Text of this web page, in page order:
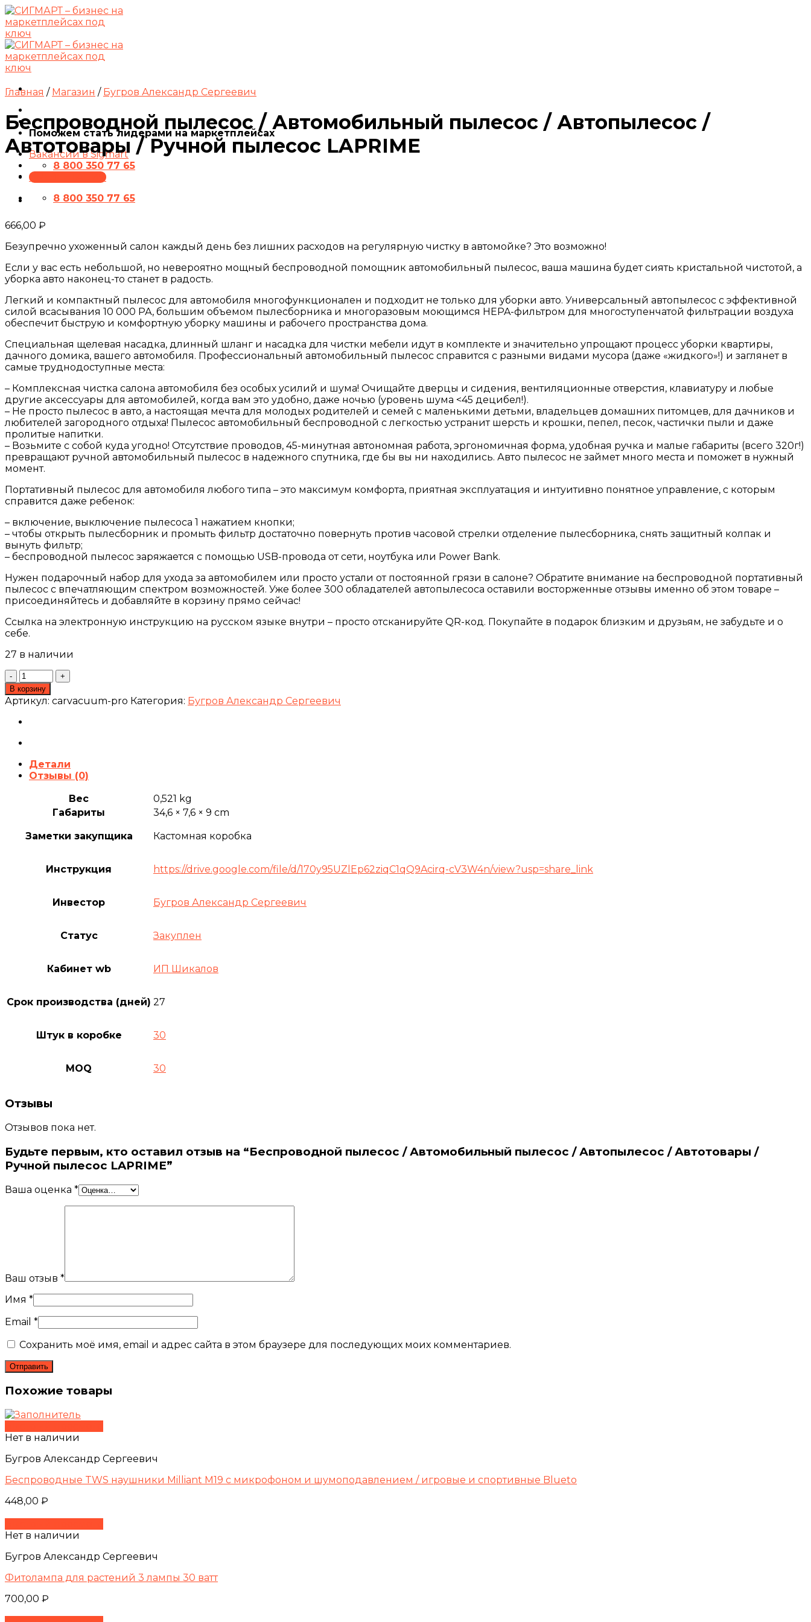
Skip
to
content
Поможем стать лидерами на маркетплейсах
Вакансии в Sigmart
8 800 350 77 65
ПРЕЗЕНТАЦИЯ
8 800 350 77 65
Главная / Магазин / Бугров Александр Сергеевич
Беспроводной пылесос / Автомобильный пылесос / Автопылесос /
Автотовары / Ручной пылесос LAPRIME
666,00 ₽
Безупречно ухоженный салон каждый день без лишних расходов на регулярную чистку в автомойке? Это возможно!
Если у вас есть небольшой, но невероятно мощный беспроводной помощник автомобильный пылесос, ваша машина будет сиять кристальной чистотой, а
уборка авто наконец-то станет в радость.
Легкий и компактный пылесос для автомобиля многофункционален и подходит не только для уборки авто. Универсальный автопылесос с эффективной
силой всасывания 10 000 РА, большим объемом пылесборника и многоразовым моющимся HEPA-фильтром для многоступенчатой фильтрации воздуха
обеспечит быструю и комфортную уборку машины и рабочего пространства дома.
Специальная щелевая насадка, длинный шланг и насадка для чистки мебели идут в комплекте и значительно упрощают процесс уборки квартиры,
дачного домика, вашего автомобиля. Профессиональный автомобильный пылесос справится с разными видами мусора (даже «жидкого»!) и заглянет в
самые труднодоступные места:
– Комплексная чистка салона автомобиля без особых усилий и шума! Очищайте дверцы и сидения, вентиляционные отверстия, клавиатуру и любые
другие аксессуары для автомобилей, когда вам это удобно, даже ночью (уровень шума <45 децибел!).
– Не просто пылесос в авто, а настоящая мечта для молодых родителей и семей с маленькими детьми, владельцев домашних питомцев, для дачников и
любителей загородного отдыха! Пылесос автомобильный беспроводной с легкостью устранит шерсть и крошки, пепел, песок, частички пыли и даже
пролитые напитки.
– Возьмите с собой куда угодно! Отсутствие проводов, 45-минутная автономная работа, эргономичная форма, удобная ручка и малые габариты (всего 320г!)
превращают ручной автомобильный пылесос в надежного спутника, где бы вы ни находились. Авто пылесос не займет много места и поможет в нужный
момент.
Портативный пылесос для автомобиля любого типа – это максимум комфорта, приятная эксплуатация и интуитивно понятное управление, с которым
справится даже ребенок:
– включение, выключение пылесоса 1 нажатием кнопки;
– чтобы открыть пылесборник и промыть фильтр достаточно повернуть против часовой стрелки отделение пылесборника, снять защитный колпак и
вынуть фильтр;
– беспроводной пылесос заряжается с помощью USB-провода от сети, ноутбука или Power Bank.
Нужен подарочный набор для ухода за автомобилем или просто устали от постоянной грязи в салоне? Обратите внимание на беспроводной портативный
пылесос с впечатляющим спектром возможностей. Уже более 300 обладателей автопылесоса оставили восторженные отзывы именно об этом товаре –
присоединяйтесь и добавляйте в корзину прямо сейчас!
Ссылка на электронную инструкцию на русском языке внутри – просто отсканируйте QR-код. Покупайте в подарок близким и друзьям, не забудьте и о
себе.
27 в наличии
Количество
товара
Беспроводной
пылесос
/
пылесос
Автопылесос
/
Ручной
LAPRIME
В корзину
Артикул: carvacuum-pro Категория: Бугров Александр Сергеевич
Детали
Отзывы (0)
Вес
0,521 kg
Габариты
34,6 × 7,6 × 9 cm
Заметки закупщика Кастомная коробка
Инструкция https://drive.google.com/file/d/170y95UZlEp62ziqC1qQ9Acirq-cV3W4n/view?usp=share_link
Инвестор Бугров Александр Сергеевич
Статус Закуплен
Кабинет wb ИП Шикалов
Срок производства (дней) 27
Штук в коробке 30
MOQ 30
Отзывы
Отзывов пока нет.
Будьте первым, кто оставил отзыв на “Беспроводной пылесос / Автомобильный пылесос / Автопылесос / Автотовары /
Ручной пылесос LAPRIME”
Ваша оценка *
Ваш отзыв *
Имя *
Email *
Сохранить моё имя, email и адрес сайта в этом браузере для последующих моих комментариев.
Похожие товары
Нет в наличии
Бугров Александр Сергеевич
Беспроводные TWS наушники Milliant M19 с микрофоном и шумоподавлением / игровые и спортивные Blueto
448,00 ₽
Нет в наличии
Бугров Александр Сергеевич
Фитолампа для растений 3 лампы 30 ватт
700,00 ₽